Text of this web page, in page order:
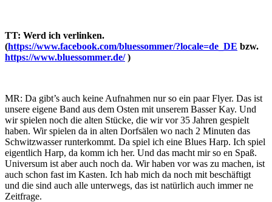
TT: Werd ich verlinken.
(https://www.facebook.com/bluessommer/?locale=de_DE bzw.
https://www.bluessommer.de/)
MR: Da gibt’s auch keine Aufnahmen nur so ein paar Flyer. Das ist
unsere eigene Band aus dem Osten mit unserem Basser Kay. Und
wir spielen noch die alten Stücke, die wir vor 35 Jahren gespielt
haben. Wir spielen da in alten Dorfsälen wo nach 2 Minuten das
Schwitzwasser runterkommt. Da spiel ich eine Blues Harp. Ich spiel
eigentlich Harp, da komm ich her. Und das macht mir so en Spaß.
Universum ist aber auch noch da. Wir haben vor was zu machen, ist
auch schon fast im Kasten. Ich hab mich da noch mit beschäftigt
und die sind auch alle unterwegs, das ist natürlich auch immer ne
Zeitfrage.